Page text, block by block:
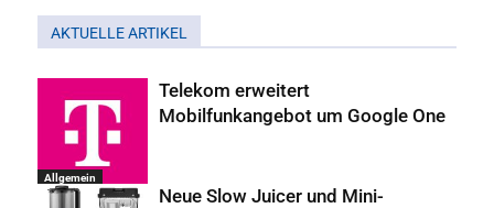
AKTUELLE ARTIKEL
Allgemein
Telekom erweitert
Mobilfunkangebot um Google One
Neue Slow Juicer und Mini-